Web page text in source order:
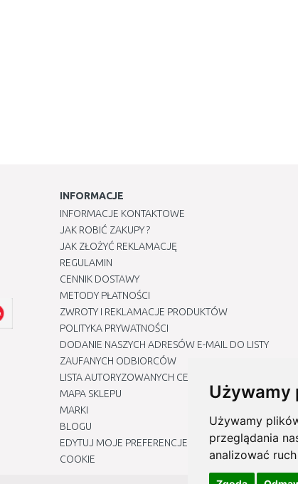
Używamy
Używamy
przeglądania
analizować
INFORMACJE
INFORMACJE KONTAKTOWE
JAK ROBIĆ ZAKUPY ?
JAK ZŁOŻYĆ REKLAMACJĘ
REGULAMIN
CENNIK DOSTAWY
METODY PŁATNOŚCI
ZWROTY I REKLAMACJE PRODUKTÓW
POLITYKA PRYWATNOŚCI
DODANIE NASZYCH ADRESÓW E-MAIL DO LISTY
ZAUFANYCH ODBIORCÓW
LISTA AUTORYZOWANYCH CENTRÓW SERWISOWYCH
MAPA SKLEPU
MARKI
BLOGU
EDYTUJ MOJE PREFERENCJE DOTYCZĄCE PLIKÓW
COOKIE